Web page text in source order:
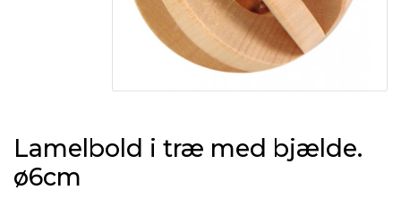
Lamelbold i træ med bjælde.
ø6cm